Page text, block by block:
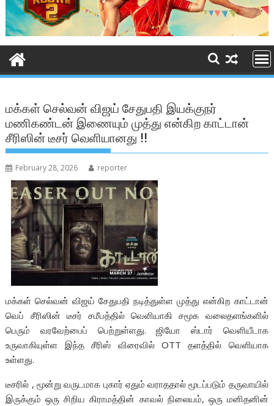
மக்கள் செல்வன் விஜய் சேதுபதி இயக்குநர்
மணிகண்டன் இணையும் முத்து என்கிற காட்டான்
சீரிஸின் டீசர் வெளியானது !!
February 28, 2026 reporter
மக்கள் செல்வன் விஜய் சேதுபதி நடித்துள்ள முத்து என்கிற காட்டான்
வெப் சீரிஸின் டீசர் சமீபத்தில் வெளியாகி சமூக வலைதளங்களில்
பெரும் வரவேற்பைப் பெற்றுள்ளது. ஜியோ ஸ்டார் வெளியீடாக
உருவாகியுள்ள இந்த சீரிஸ் விரைவில் OTT தளத்தில் வெளியாக
உள்ளது.
டீசரில் , மூன்று வருடமாக புகார் ஏதும் வராததால் மூடப்படும் தருவாயில்
இருக்கும் ஒரு சிறிய கிராமத்தின் காவல் நிலையம், ஒரு மனிதனின்